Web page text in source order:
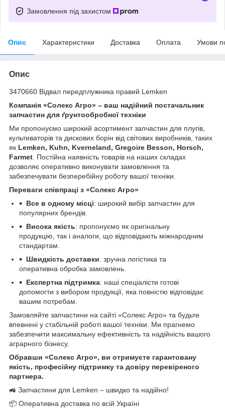
Замовлення під захистом
Опис Характеристики Доставка Оплата Умови
Опис
3470660 Відвал передплужника правий Lemken
Компанія «Солекс Агро» – ваш надійний постачальник
запчастин для ґрунтообробної техніки
Ми пропонуємо широкий асортимент запчастин для плугів,
культиваторів та дискових борін від світових виробників, таких
як Lemken, Kuhn, Kverneland, Gregoire Besson, Horsch,
Farmet . Постійна наявність товарів на наших складах
дозволяє оперативно виконувати замовлення та
забезпечувати безперебійну роботу вашої техніки.
Переваги співпраці з «Солекс Агро»
Все в одному місці: широкий вибір запчастин для
популярних брендів.
Висока якість: пропонуємо як оригінальну
продукцію, так і аналоги, що відповідають міжнародним
стандартам.
Швидкість доставки: зручна логістика та
оперативна обробка замовлень.
Експертна підтримка: наші спеціалісти готові
допомогти з вибором продукції, яка повністю відповідає
вашим потребам.
Замовляйте запчастини на сайті «Солекс Агро» та будьте
впевнені у стабільній роботі вашої техніки. Ми прагнемо
забезпечити максимальну ефективність та надійність вашого
аграрного бізнесу.
Обравши «Солекс Агро», ви отримуєте гарантовану
якість, професійну підтримку та довіру перевіреного
партнера.
🚜 Запчастини для Lemken – швидко та надійно!
📦 Оперативна доставка по всій Україні